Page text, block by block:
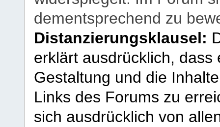
dementsprechend zu
Distanzierungsklausel:
erklärt ausdrücklich,
Gestaltung und die
Links des Forums zu
sich ausdrücklich von